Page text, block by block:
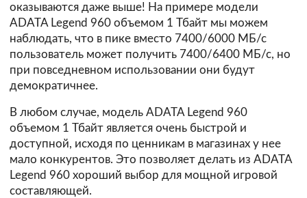
оказываются даже выше! На примере модели
ADATA Legend 960 объемом 1 Тбайт мы можем
наблюдать, что в пике вместо 7400/6000 МБ/с
пользователь может получить 7400/6400 МБ/с, но
при повседневном использовании они будут
демократичнее.
В любом случае, модель ADATA Legend 960
объемом 1 Тбайт является очень быстрой и
доступной, исходя по ценникам в магазинах у нее
мало конкурентов. Это позволяет делать из ADATA
Legend 960 хороший выбор для мощной игровой
составляющей.